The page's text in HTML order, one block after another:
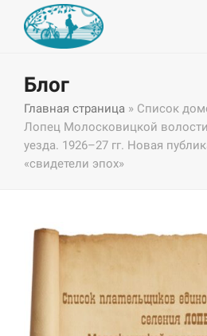
Блог
Главная страница » Список
Лопец Молосковицкой
уезда. 1926–27 гг. Новая
«свидетели эпох»